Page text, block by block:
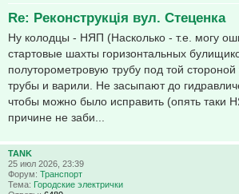
Re: Реконструкція вул. Стеценка
Ну колодцы - НЯП (Насколько - т.е. могу
стартовые шахты горизонтальных
полуторометровую трубу под той
трубы и варили. Не засыпают до
чтобы можно было исправить (опять таки
причине не заби...
TANK
25 июл 2026, 23:39
Форум: Транспорт
Тема: Городские электрички